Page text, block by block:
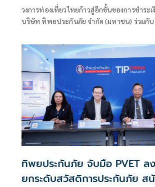
พร้อมมอบประกันคุ้มครองคนขั
วงการท่องเที่ยวไทยก้าวสู่อีกขั้นของการชำระ
บริษัท ทิพยประกันภัย จำกัด (มหาชน) ร่วมกับ
นำร่องติดตั้งเครื่องรับชำระเงินอิเล็กทรอนิกส์
ตุ๊กเป็นครั้งแรกของประเทศไทย รองรับการชำ
เดบิต บัตรเครดิต และ QR บัตรเครดิต ทั้งที่อ
และต่างประเทศ ตอบรับพฤติกรรมนักท่องเที่
ใช้จ่ายแบบไร้เงินสด
ทิพยประกันภัย จับมือ PVET ล
ยกระดับสวัสดิการประกันภัย ส